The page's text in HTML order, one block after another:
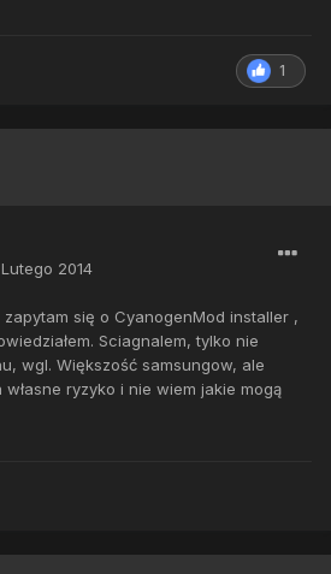
1
2014
się o CyanogenMod installer ,
Sciagnalem, tylko nie
wgl. Większość samsungow, ale
ryzyko i nie wiem jakie mogą